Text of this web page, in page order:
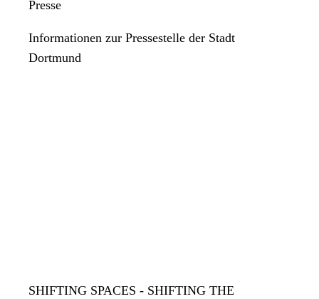
Presse
Informationen zur Pressestelle der Stadt
Dortmund
SHIFTING SPACES - SHIFTING THE